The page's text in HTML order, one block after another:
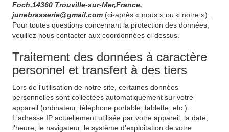
Foch,14360 Trouville-sur-Mer,France,
junebrasserie@gmail.com (ci-après « nous » ou « notre »).
Pour toutes questions concernant la protection des données,
veuillez nous contacter aux coordonnées ci-dessus.
Traitement des données à caractère
personnel et transfert à des tiers
Lors de l'utilisation de notre site, certaines données
personnelles sont collectées automatiquement sur votre
appareil (ordinateur, téléphone portable, tablette, etc.).
L'adresse IP actuellement utilisée par votre appareil, la date,
l'heure, le navigateur, le système d'exploitation de votre